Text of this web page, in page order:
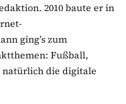
2010 baute er in
ging’s zum
Fußball,
natürlich die digitale